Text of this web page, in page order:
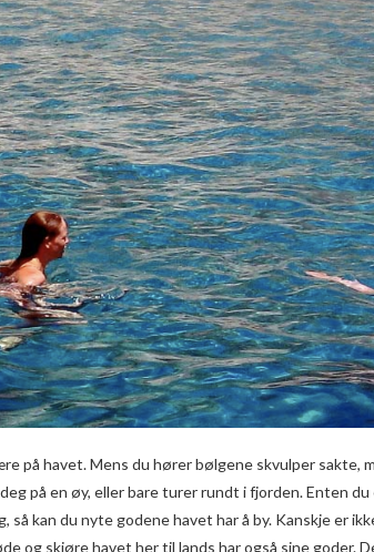
på havet. Mens du hører bølgene skvulper sakte,
på en øy, eller bare turer rundt i fjorden. Enten du
så kan du nyte godene havet har å by. Kanskje er
og skjøre havet her til lands har også sine goder.